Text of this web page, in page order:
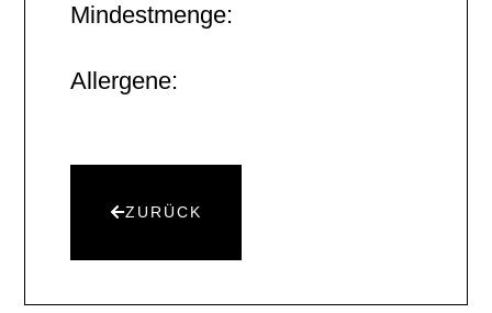
Mindestmenge:
Allergene:
ZURÜCK